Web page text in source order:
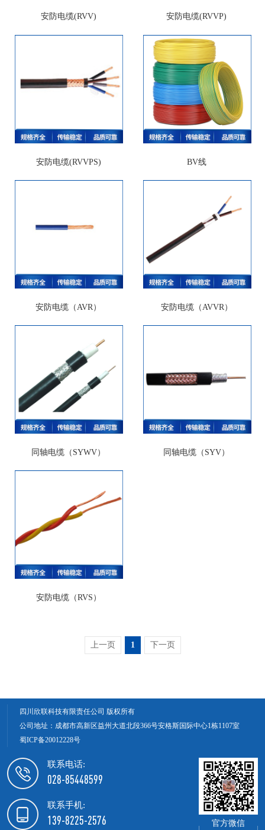
安防电缆(RVV) 安防电缆(RVVP)
安防电缆(RVVPS) BV线
安防电缆（AVR） 安防电缆（AVVR）
同轴电缆（SYWV） 同轴电缆（SYV）
安防电缆（RVS）
上一页 1 下一页
四川欣联科技有限责任公司 版权所有
公司地址：成都市高新区益州大道北段366号安格斯国际中心1栋1107室
蜀ICP备20012228号
联系电话:
028-85448599
联系手机:
139-8225-2576 官方微信